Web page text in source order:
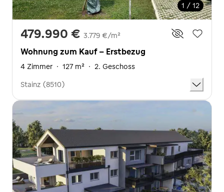
1 / 12
479.990 € 3.779 €/m²
Wohnung zum Kauf - Erstbezug
4 Zimmer · 127 m² · 2. Geschoss
Stainz (8510)